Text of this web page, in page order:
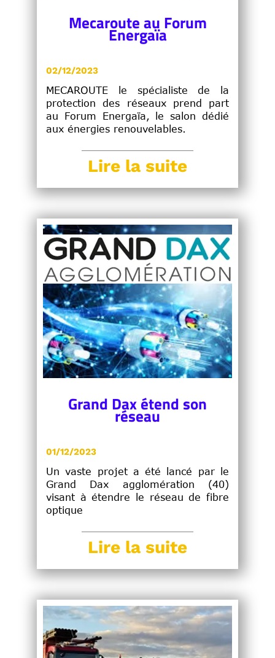
Mecaroute au Forum
Energaïa
02/12/2023
MECAROUTE le spécialiste de la
protection des réseaux prend part
au Forum Energaïa, le salon dédié
aux énergies renouvelables.
Lire la suite
Grand Dax étend son
réseau
01/12/2023
Un vaste projet a été lancé par le
Grand Dax agglomération (40)
visant à étendre le réseau de fibre
optique
Lire la suite